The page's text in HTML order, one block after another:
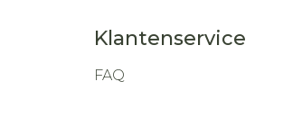
Klantenservice
FAQ